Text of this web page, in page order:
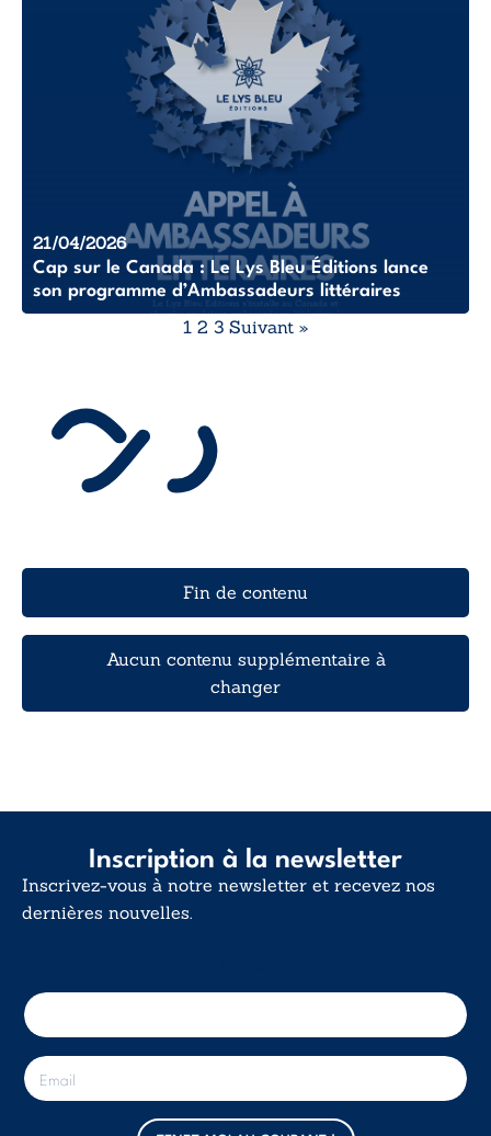
21/04/2026
Cap sur le Canada : Le Lys Bleu Éditions lance
son programme d’Ambassadeurs littéraires
1 2 3 Suivant »
Fin de contenu
Aucun contenu supplémentaire à
changer
Inscription à la newsletter
Inscrivez-vous à notre newsletter et recevez nos
dernières nouvelles.
E
-
m